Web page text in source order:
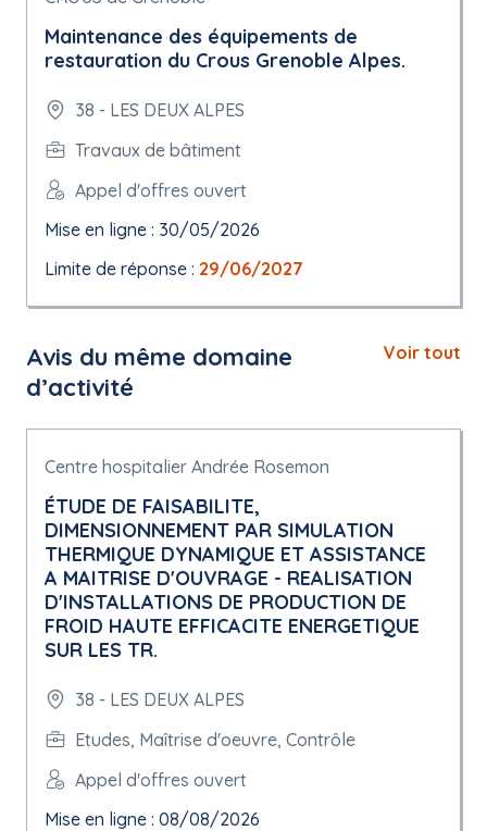
Maintenance des équipements de
restauration du Crous Grenoble Alpes.
38 - LES DEUX ALPES
Travaux de bâtiment
Appel d'offres ouvert
Mise en ligne : 30/05/2026
Limite de réponse : 29/06/2027
Avis du même domaine
d’activité
Voir tout
Centre hospitalier Andrée Rosemon
ÉTUDE DE FAISABILITE,
DIMENSIONNEMENT PAR SIMULATION
THERMIQUE DYNAMIQUE ET ASSISTANCE
A MAITRISE D'OUVRAGE - REALISATION
D'INSTALLATIONS DE PRODUCTION DE
FROID HAUTE EFFICACITE ENERGETIQUE
SUR LES TR.
38 - LES DEUX ALPES
Etudes, Maîtrise d'oeuvre, Contrôle
Appel d'offres ouvert
Mise en ligne : 08/08/2026